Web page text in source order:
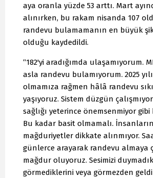
aya oranla yüzde 53 arttı. Mart
alınırken, bu rakam nisanda 107
randevu bulamamanın en büyük
olduğu kaydedildi.
“182'yi aradığımda ulaşamıyorum.
asla randevu bulamıyorum. 2025
olmamıza rağmen hâlâ randevu
yaşıyoruz. Sistem düzgün
sağlığı yeterince önemsenmiyor gibi
Bu kadar basit olmamalı. İnsanların
mağduriyetler dikkate alınmıyor.
günlerce arayarak randevu almaya
mağdur oluyoruz. Sesimizi
görmediklerini veya görmezden